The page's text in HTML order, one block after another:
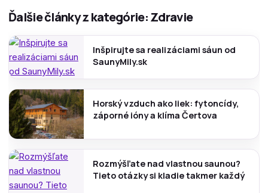
Ďalšie články z kategórie: Zdravie
Inšpirujte sa realizáciami sáun od
SaunyMily.sk
Horský vzduch ako liek: fytoncídy,
záporné ióny a klíma Čertova
Rozmýšľate nad vlastnou saunou?
Tieto otázky si kladie takmer každý